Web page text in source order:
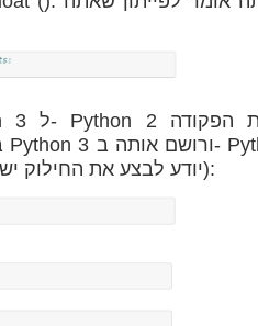
משום ש Python 3 יודע לבצע את החילוק ישירות מבלי להוסיף לו עוד פונקציות ועזרים):